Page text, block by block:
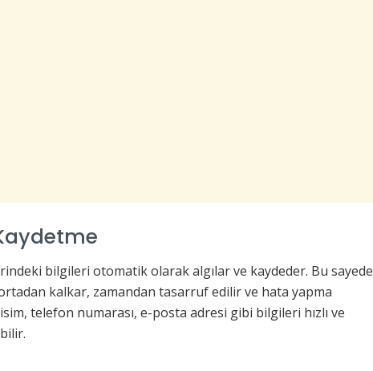
bilgileri otomatik olarak algılar ve kaydeder. Bu sayede
kalkar, zamandan tasarruf edilir ve hata yapma
isim, telefon numarası, e-posta adresi gibi bilgileri hızlı ve